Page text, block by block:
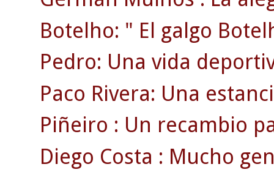
Botelho: " El galgo
Pedro: Una vida
Paco Rivera: Una
Piñeiro : Un recambio
Diego Costa : Mucho